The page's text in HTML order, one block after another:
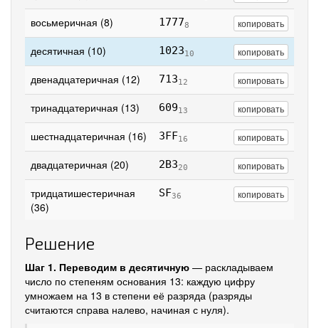
восьмеричная (8) 17778 копировать
десятичная (10) 102310 копировать
двенадцатеричная (12) 71312 копировать
тринадцатеричная (13) 60913 копировать
шестнадцатеричная (16) 3FF16 копировать
двадцатеричная (20) 2B320 копировать
тридцатишестеричная
(36)
SF36 копировать
Решение
Шаг 1. Переводим в десятичную — раскладываем
число по степеням основания 13: каждую цифру
умножаем на 13 в степени её разряда (разряды
считаются справа налево, начиная с нуля).